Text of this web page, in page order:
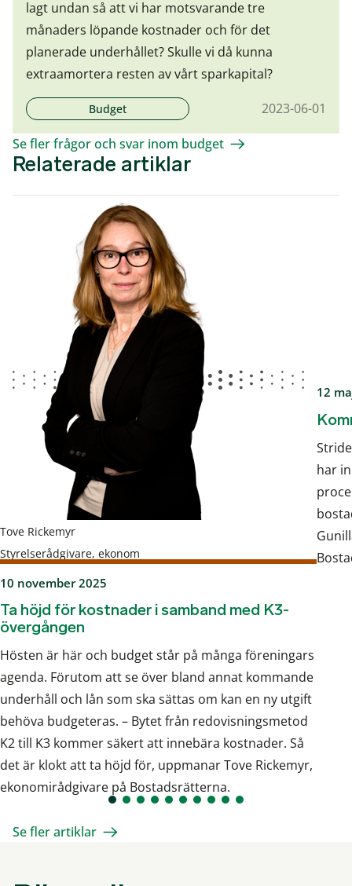
lagt undan så att vi har motsvarande tre
månaders löpande kostnader och för det
planerade underhållet? Skulle vi då kunna
extraamortera resten av vårt sparkapital?
Budget 2023-06-01
Se fler frågor och svar inom budget
Relaterade artiklar
Tove Rickemyr
Styrelserådgivare, ekonom
10 november 2025
Ta höjd för kostnader i samband med K3-
övergången
Hösten är här och budget står på många föreningars
agenda. Förutom att se över bland annat kommande
underhåll och lån som ska sättas om kan en ny utgift
behöva budgeteras. – Bytet från redovisningsmetod
K2 till K3 kommer säkert att innebära kostnader. Så
det är klokt att ta höjd för, uppmanar Tove Rickemyr,
ekonomirådgivare på Bostadsrätterna.
12
har
Se fler artiklar